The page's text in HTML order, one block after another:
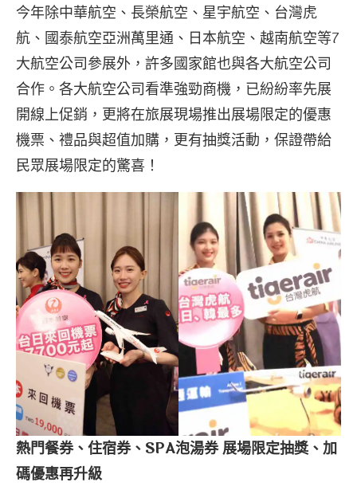
今年除中華航空、長榮航空、星宇航空、台灣虎
航、國泰航空亞洲萬里通、日本航空、越南航空等7
大航空公司參展外，許多國家館也與各大航空公司
合作。各大航空公司看準強勁商機，已紛紛率先展
開線上促銷，更將在旅展現場推出展場限定的優惠
機票、禮品與超值加購，更有抽獎活動，保證帶給
民眾展場限定的驚喜！
熱門餐券、住宿券、 SPA泡湯券展場限定抽獎、加
碼優惠再升級